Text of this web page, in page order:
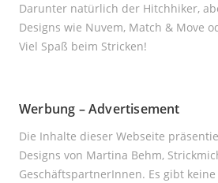
Darunter natürlich der Hitchhiker,
Designs wie Nuvem, Match & Move
Viel Spaß beim Stricken!
Werbung – Advertisement
Die Inhalte dieser Webseite
Designs von Martina Behm,
GeschäftspartnerInnen. Es gibt